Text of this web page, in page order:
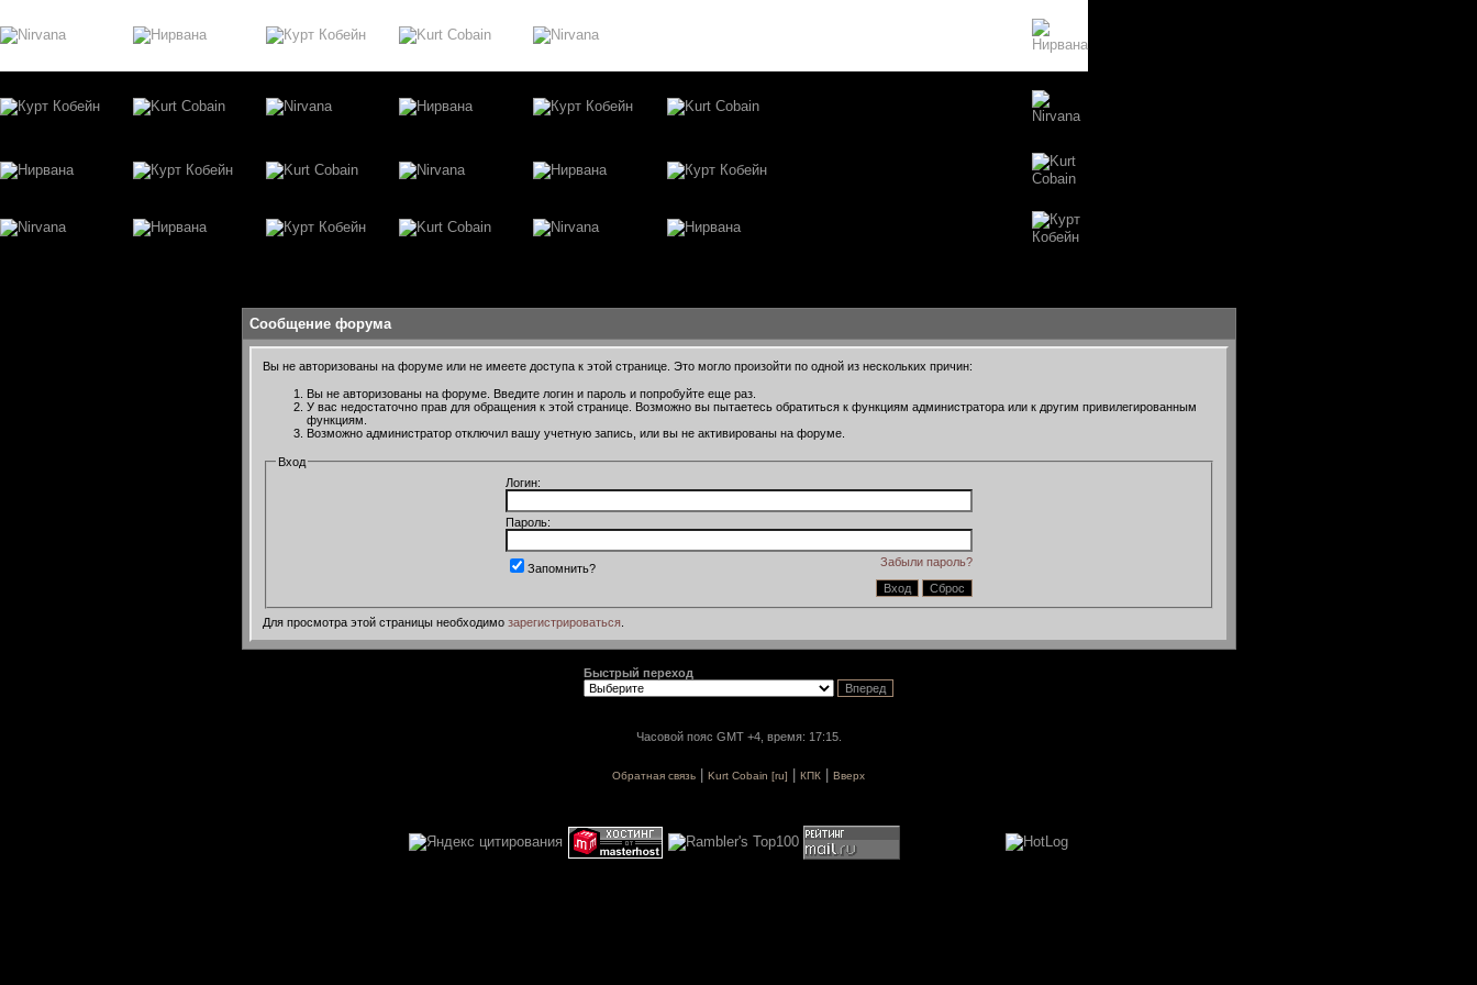
Сообщение форума
Вы не авторизованы на форуме или не имеете доступа к этой странице. Это могло произойти по одной из нескольких причин:
Вы не авторизованы на форуме. Введите логин и пароль и попробуйте еще раз.
У вас недостаточно прав для обращения к этой странице. Возможно вы пытаетесь обратиться к функциям администратора или к другим привилегированным
функциям.
Возможно администратор отключил вашу учетную запись, или вы не активированы на форуме.
Вход
Логин:
Пароль:
Забыли пароль?
Запомнить?
Для просмотра этой страницы необходимо зарегистрироваться.
Быстрый переход
Часовой пояс GMT +4, время: 17:15.
Обратная связь Kurt Cobain [ru] КПК Вверх